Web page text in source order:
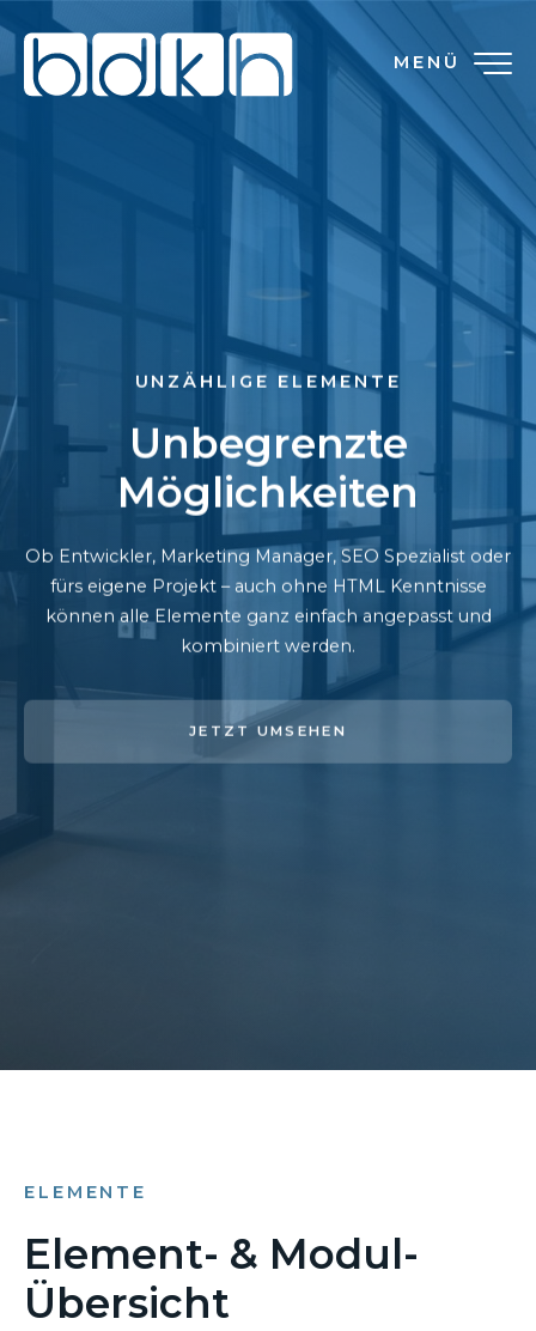
MENÜ
UNZÄHLIGE ELEMENTE
Unbegrenzte
Möglichkeiten
Ob Entwickler, Marketing Manager, SEO Spezialist oder
fürs eigene Projekt – auch ohne HTML Kenntnisse
können alle Elemente ganz einfach angepasst und
kombiniert werden.
JETZT UMSEHEN
ELEMENTE
Element- & Modul-
Übersicht